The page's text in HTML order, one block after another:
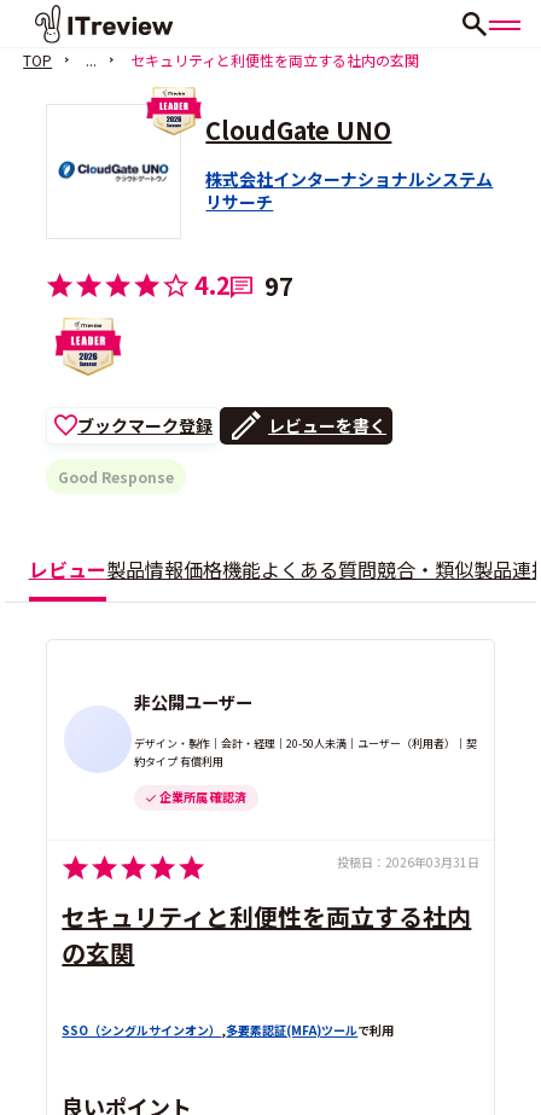
TOP ... セキュリティと利便性を両立する社内の玄関
CloudGate UNO
株式会社インターナショナルシステム
リサーチ
4.2 97
ブックマーク登録 レビューを書く
Good Response
レビュー製品情報価格機能よくある質問競合・類似製品連
非公開ユーザー
デザイン・製作｜会計・経理｜20-50人未満｜ユーザー（利用者）｜契
約タイプ 有償利用
企業所属 確認済
投稿日： 2026年03月31日
セキュリティと利便性を両立する社内
の玄関
SSO（シングルサインオン） ,多要素認証(MFA)ツールで利用
良いポイント